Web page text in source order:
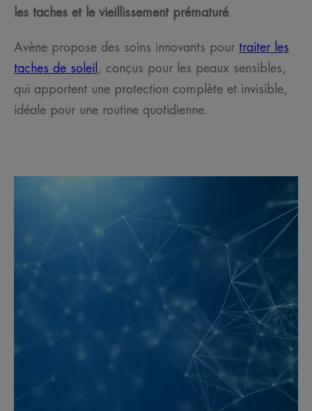
les taches et le vieillissement prématuré.
Avène propose des soins innovants pour traiter les
taches de soleil , conçus pour les peaux sensibles,
qui apportent une protection complète et invisible,
idéale pour une routine quotidienne.